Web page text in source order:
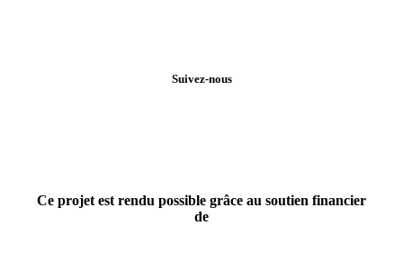
Suivez-nous
Ce projet est rendu possible grâce au soutien financier
de